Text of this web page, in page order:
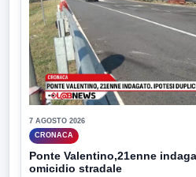
7 AGOSTO 2026
CRONACA
Ponte Valentino,21enne
omicidio stradale